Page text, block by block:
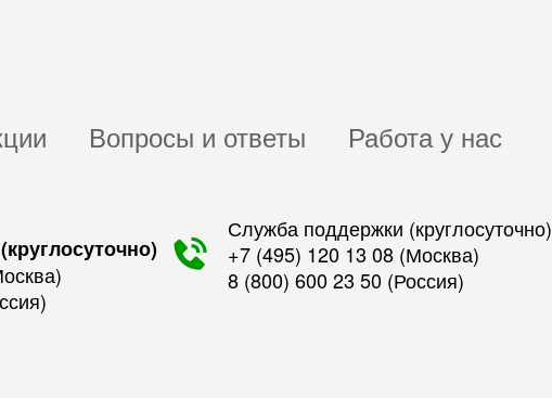
Вопросы и ответы Работа у нас
Служба поддержки (круглосуточно)
+7 (495) 120 13 08 (Москва)
8 (800) 600 23 50 (Россия)